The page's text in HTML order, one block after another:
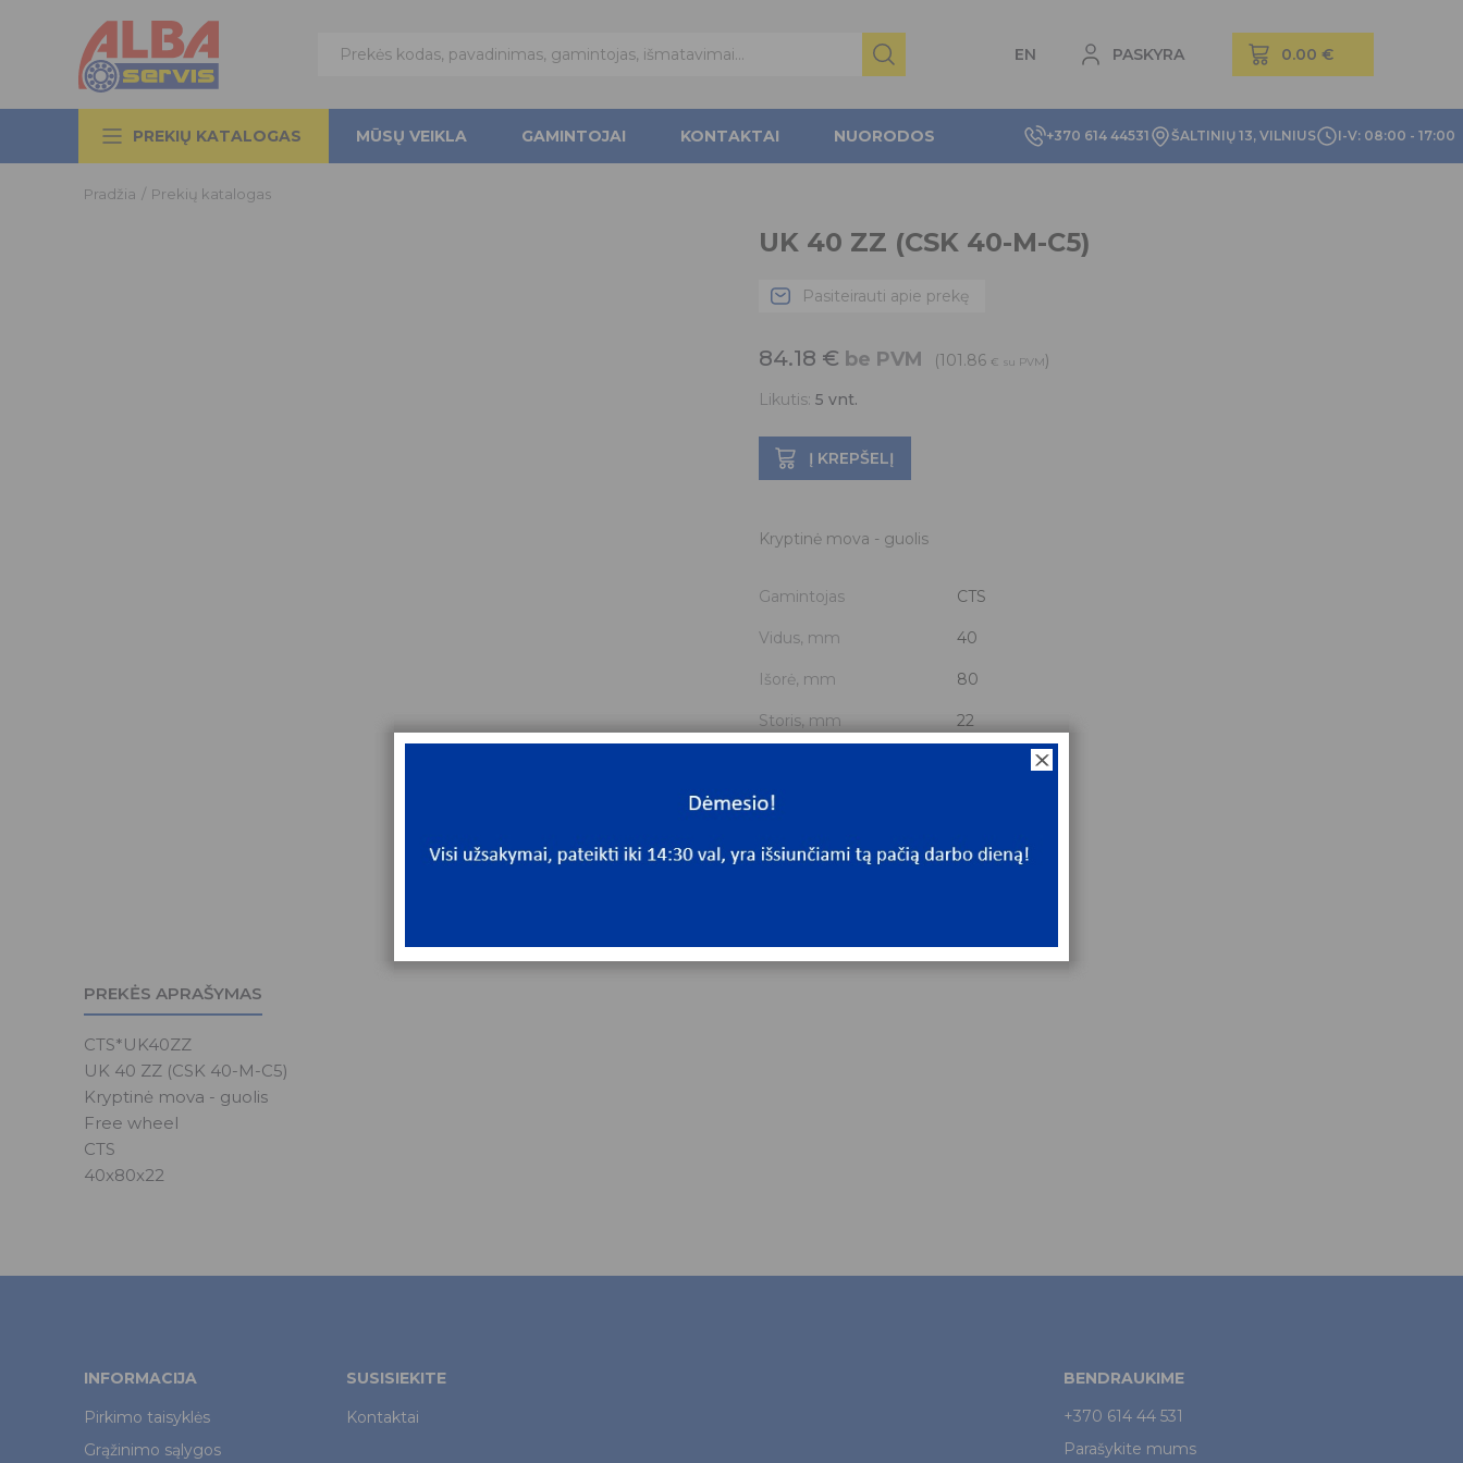
EN PASKYRA
+370 614 44531 ŠALTINIŲ 13, VILNIUS I-V: 08:00 - 17:00
PREKIŲ KATALOGAS MŪSŲ VEIKLA GAMINTOJAI KONTAKTAI NUORODOS
Pradžia / Prekių katalogas
UK 40 ZZ (CSK 40-M-C5)
Pasiteirauti apie prekę
84.18 € be PVM (101.86 € su PVM)
Likutis: 5 vnt.
Į KREPŠELĮ
Kryptinė mova - guolis
Gamintojas CTS
Vidus, mm 40
Išorė, mm 80
Storis, mm 22
Mato vnt.
Yra sandėlyje Taip
PREKĖS APRAŠYMAS
CTS*UK40ZZ
UK 40 ZZ (CSK 40-M-C5)
Kryptinė mova - guolis
Free wheel
CTS
40x80x22
INFORMACIJA
Pirkimo taisyklės
Grąžinimo sąlygos
SUSISIEKITE
Kontaktai
BENDRAUKIME
+370 614 44 531
Parašykite mums